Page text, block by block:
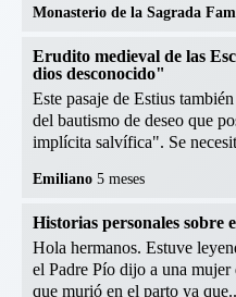
Monasterio de la Sagrada
Erudito medieval de las
dios desconocido"
Este pasaje de Estius
del bautismo de deseo que
implícita salvífica". Se
Emiliano 5 meses
Historias personales sobre
Hola hermanos. Estuve
el Padre Pío dijo a una
que murió en el parto ya